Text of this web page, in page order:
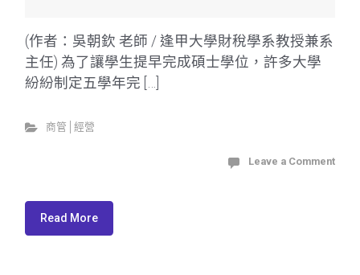
(作者：吳朝欽 老師 / 逢甲大學財稅學系教授兼系
主任) 為了讓學生提早完成碩士學位，許多大學
紛紛制定五學年完 […]
商管│經營
Leave a Comment
Read More